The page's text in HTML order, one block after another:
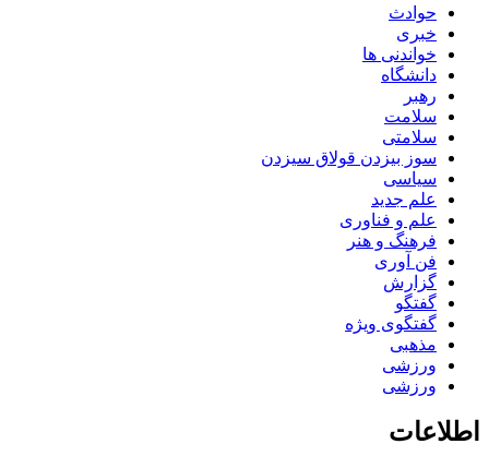
حوادث
خبری
خواندنی ها
دانشگاه
رهبر
سلامت
سلامتی
سوز بیزدن قولاق سیزدن
سیاسی
علم جدید
علم و فناوری
فرهنگ و هنر
فن آوری
گزارش
گفتگو
گفتگوی ویژه
مذهبی
ورزشی
ورزشی
اطلاعات